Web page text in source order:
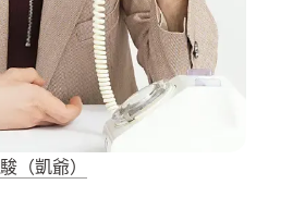
（凱爺）